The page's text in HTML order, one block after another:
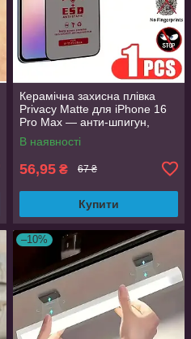
Керамічна захисна плівка
Privacy Matte для iPhone 16
Pro Max — анти-шпигун,
матова, Full Glue
В наявності
56,95 ₴ 67 ₴
Купити
–10%